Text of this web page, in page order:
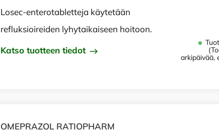
Losec-enterotabletteja käytetään
refluksioireiden lyhytaikaiseen hoitoon.
Katso tuotteen tiedot
arkipäivää,
OMEPRAZOL RATIOPHARM